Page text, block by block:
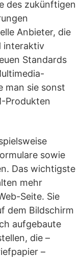
des zukünftigen
Anbieter, die
interaktiv
Standards
man sie sonst
Produkten
sowie
Das wichtigste
mehr
Seite. Sie
dem Bildschirm
aufgebaute
die –
–